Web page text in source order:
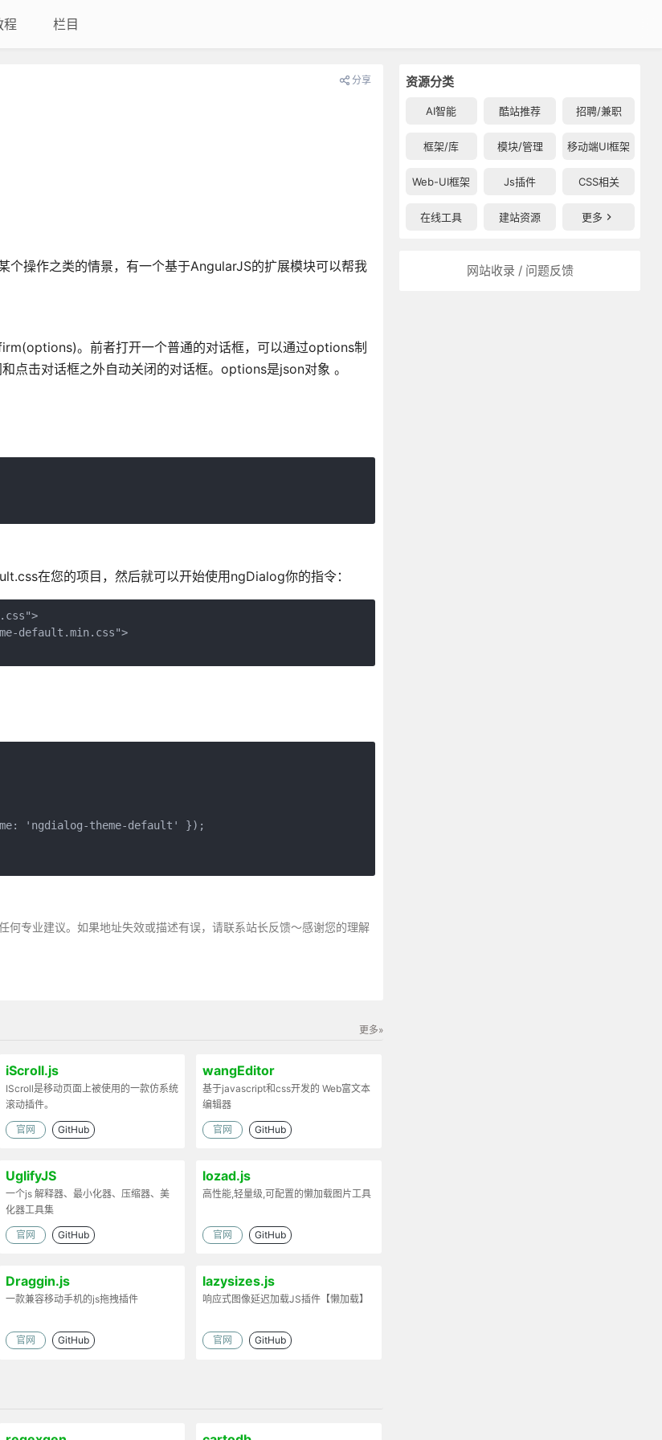
程 栏目
资源分类
AI智能 酷站推荐 招聘/兼职
框架/库 模块/管理 移动端UI框架
Web-UI框架 Js插件 CSS相关
在线工具 建站资源 更多
网站收录 / 问题反馈
分享
个操作之类的情景，有一个基于AngularJS的扩展模块可以帮我
。前者打开一个普通的对话框，可以通过options制
点击对话框之外自动关闭的对话框。options是json对象 。
在您的项目，然后就可以开始使用ngDialog你的指令：
default.min.css">
'ngdialog-theme-default' });
专业建议。如果地址失效或描述有误，请联系站长反馈～感谢您的理解
更多»
iScroll.js
IScroll是移动页面上被使用的一款仿系统
滚动插件。
官网 GitHub
wangEditor
基于javascript和css开发的 Web富文本
编辑器
官网 GitHub
UglifyJS
一个js 解释器、最小化器、压缩器、美
化器工具集
官网 GitHub
lozad.js
高性能,轻量级,可配置的懒加载图片工具
官网 GitHub
Draggin.js
一款兼容移动手机的js拖拽插件
官网 GitHub
lazysizes.js
响应式图像延迟加载JS插件【懒加载】
官网 GitHub